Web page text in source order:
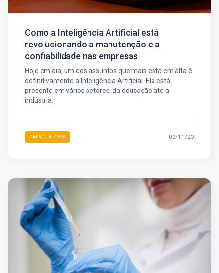
Como a Inteligência Artificial está
revolucionando a manutenção e a
confiabilidade nas empresas
Hoje em dia, um dos assuntos que mais está em alta é
definitivamente a Inteligência Artificial. Ela está
presente em vários setores, da educação até a
indústria.
CMMS & EAM 03/11/23